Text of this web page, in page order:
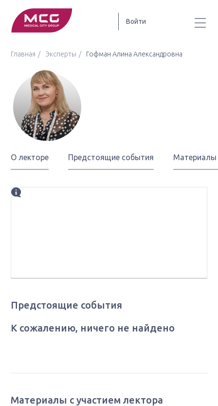
Войти
Главная Эксперты Гофман Алина Александровна
О лекторе Предстоящие события Материалы
Предстоящие события
К сожалению, ничего не найдено
Материалы с участием лектора